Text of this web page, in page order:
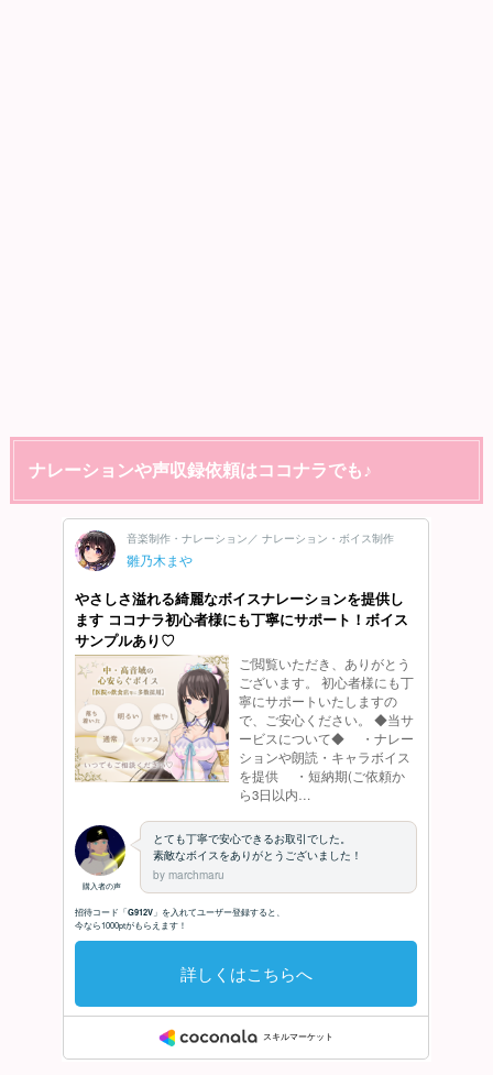
ナレーションや声収録依頼はココナラでも♪